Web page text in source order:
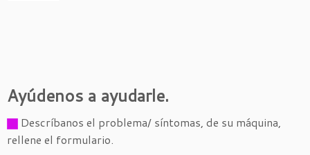
Ayúdenos a ayudarle.
Descríbanos el problema/ síntomas, de su máquina,
rellene el formulario.